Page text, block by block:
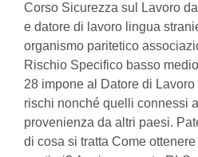
Corso Sicurezza sul Lavoro
e datore di lavoro lingua
organismo paritetico
Rischio Specifico basso
28 impone al Datore di
rischi nonché quelli connessi
provenienza da altri paesi.
di cosa si tratta Come